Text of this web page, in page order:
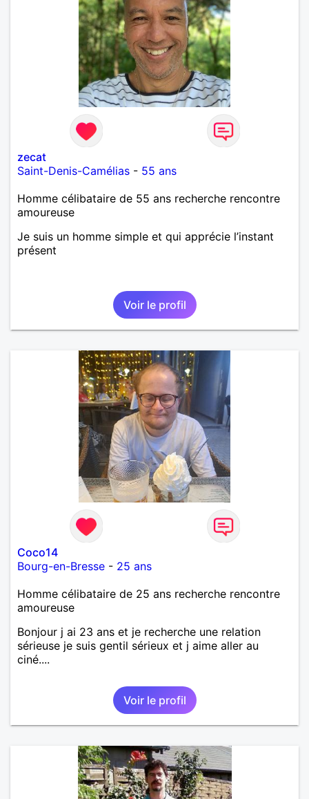
zecat
Saint-Denis-Camélias - 55 ans
Homme célibataire de 55 ans recherche rencontre
amoureuse
Je suis un homme simple et qui apprécie l’instant
présent
Voir le profil
Coco14
Bourg-en-Bresse - 25 ans
Homme célibataire de 25 ans recherche rencontre
amoureuse
Bonjour j ai 23 ans et je recherche une relation
sérieuse je suis gentil sérieux et j aime aller au
ciné....
Voir le profil